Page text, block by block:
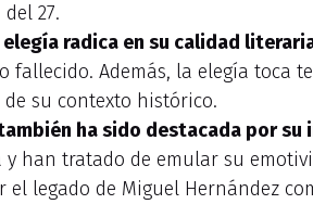
27.
radica en su calidad
fallecido. Además, la elegía toca
su contexto histórico.
ha sido destacada por
han tratado de emular su
legado de Miguel Hernández